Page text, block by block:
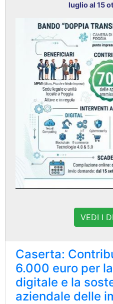
luglio al 15
VEDI I
Caserta:
6.000 euro per
digitale e la
aziendale delle